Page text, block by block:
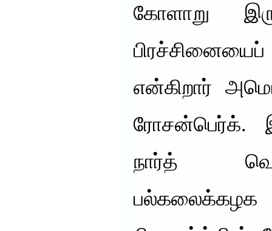
கோளாறு
என்கிறார்
ரோசன்பெர்க்.
நார்த்